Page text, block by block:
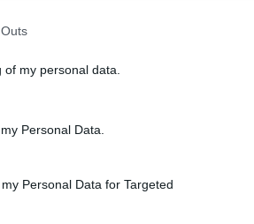
my personal data.
Personal Data.
Personal Data for Targeted